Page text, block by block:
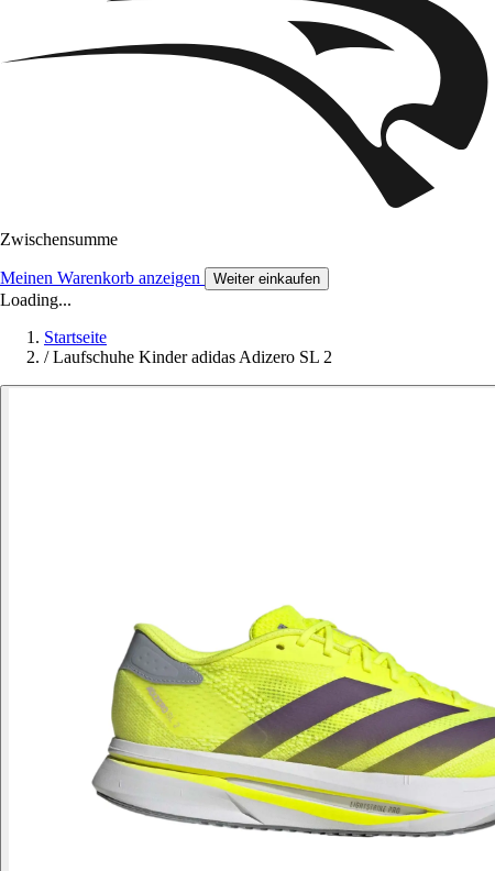
Zwischensumme
Meinen Warenkorb anzeigen Weiter einkaufen
Loading...
Startseite
/ Laufschuhe Kinder adidas Adizero SL 2